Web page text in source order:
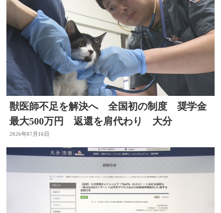
獣医師不足を解決へ 全国初の制度 奨学金
最大500万円 返還を肩代わり 大分
2026年07月16日